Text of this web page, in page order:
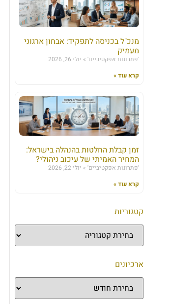
מנכ"ל בכניסה לתפקיד: אבחון ארגוני
מעמיק
'פתרונות אפקטיביים'
יולי 26, 2026
קרא עוד »
זמן קבלת החלטות בהנהלה בישראל:
המחיר האמיתי של עיכוב ניהולי?
'פתרונות אפקטיביים'
יולי 22, 2026
קרא עוד »
קטגוריות
ארכיונים